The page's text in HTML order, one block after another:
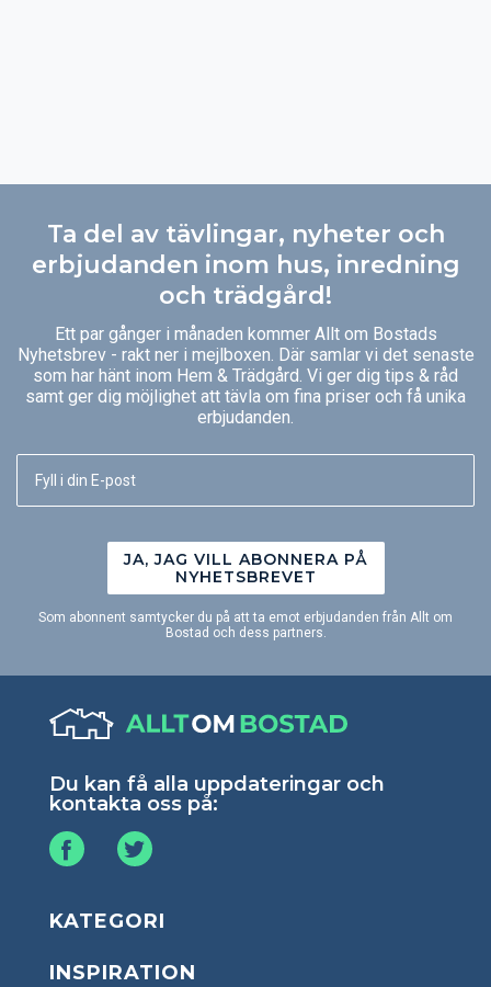
Ta del av tävlingar, nyheter och
erbjudanden inom hus, inredning
och trädgård!
Ett par gånger i månaden kommer Allt om Bostads
Nyhetsbrev - rakt ner i mejlboxen. Där samlar vi det senaste
som har hänt inom Hem & Trädgård. Vi ger dig tips & råd
samt ger dig möjlighet att tävla om fina priser och få unika
erbjudanden.
JA, JAG VILL ABONNERA PÅ
NYHETSBREVET
Som abonnent samtycker du på att ta emot erbjudanden från Allt om
Bostad och dess partners.
Du kan få alla uppdateringar och
kontakta oss på:
KATEGORI
INSPIRATION